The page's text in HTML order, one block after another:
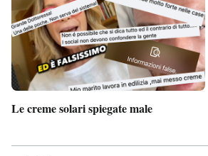
Le creme solari spiegate male